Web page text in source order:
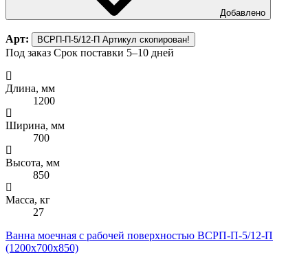
Добавлено
Арт: ВСРП-П-5/12-П Артикул скопирован!
Под заказ Срок поставки 5–10 дней
Длина, мм
1200
Ширина, мм
700
Высота, мм
850
Масса, кг
27
Ванна моечная с рабочей поверхностью ВСРП-П-5/12-П
(1200х700х850)